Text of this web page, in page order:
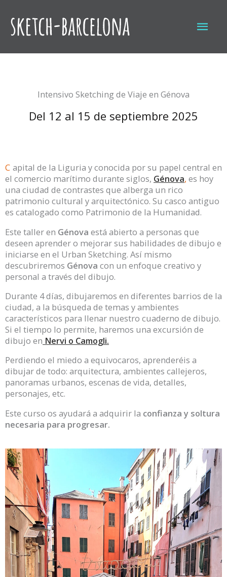
contenido
Intensivo Sketching de Viaje en Génova
Del 12 al 15 de septiembre 2025
C apital de la Liguria y conocida por su papel central en
el comercio marítimo durante siglos, Génova, es hoy
una ciudad de contrastes que alberga un rico
patrimonio cultural y arquitectónico. Su casco antiguo
es catalogado como Patrimonio de la Humanidad.
Este taller en Génova está abierto a personas que
deseen aprender o mejorar sus habilidades de dibujo e
iniciarse en el Urban Sketching. Así mismo
descubriremos Génova con un enfoque creativo y
personal a través del dibujo.
Durante 4 días, dibujaremos en diferentes barrios de la
ciudad, a la búsqueda de temas y ambientes
característicos para llenar nuestro cuaderno de dibujo.
Si el tiempo lo permite, haremos una excursión de
dibujo en Nervi o Camogli.
Perdiendo el miedo a equivocaros, aprenderéis a
dibujar de todo: arquitectura, ambientes callejeros,
panoramas urbanos, escenas de vida, detalles,
personajes, etc.
Este curso os ayudará a adquirir la confianza y soltura
necesaria para progresar.